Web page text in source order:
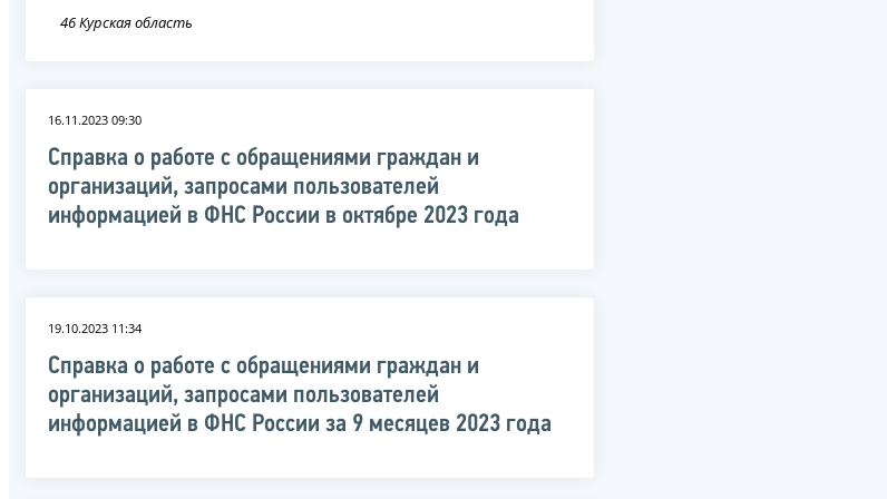
46 Курская область
16.11.2023 09:30
Справка о работе с обращениями граждан и
организаций, запросами пользователей
информацией в ФНС России в октябре 2023 года
19.10.2023 11:34
Справка о работе с обращениями граждан и
организаций, запросами пользователей
информацией в ФНС России за 9 месяцев 2023 года